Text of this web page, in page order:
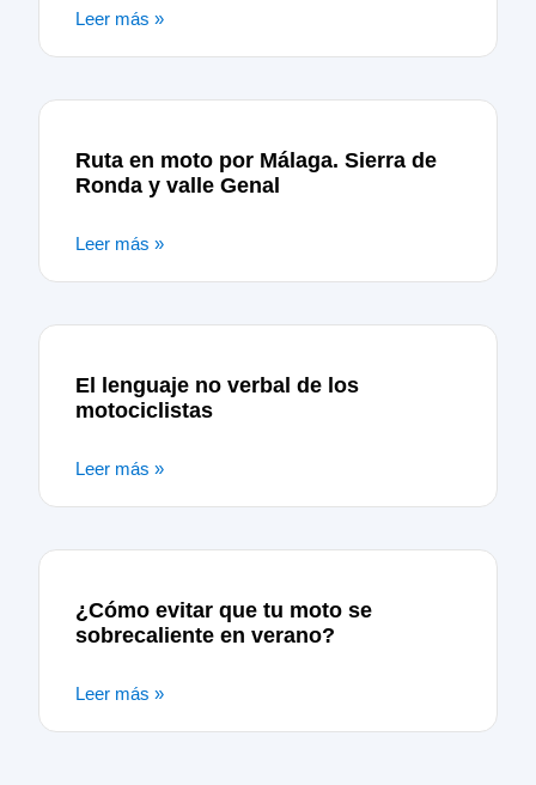
Leer más »
Ruta en moto por Málaga. Sierra de
Ronda y valle Genal
Leer más »
El lenguaje no verbal de los
motociclistas
Leer más »
¿Cómo evitar que tu moto se
sobrecaliente en verano?
Leer más »